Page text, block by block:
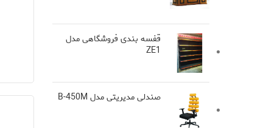
قفسه بندی فروشگاهی مدل
ZE1
صندلی مدیریتی مدل B-450M